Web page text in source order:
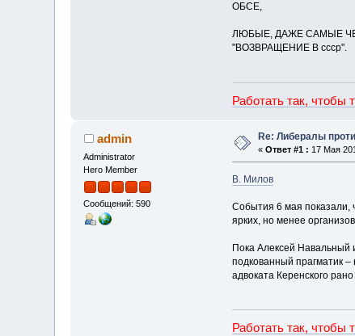
ОБСЕ,
ЛЮБЫЕ, ДАЖЕ САМЫЕ
"ВОЗВРАЩЕНИЕ В ссср".
Работать так, чтобы
admin
Administrator
Hero Member
Сообщений: 590
Re: Либералы
«Ответ #1 : 17 Мая
В. Милов
События 6 мая показали,
ярких, но менее
Пока Алексей Навальный
подкованный прагматик –
адвоката Керенского
Работать так, чтобы